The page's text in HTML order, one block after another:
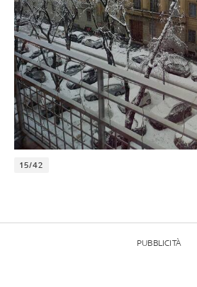
15/42
PUBBLICITÀ